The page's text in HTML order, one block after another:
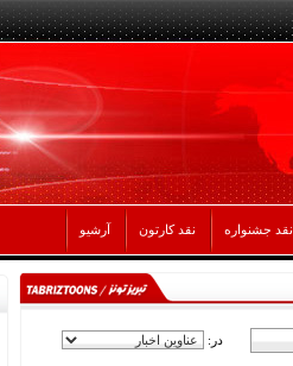
نقد جشنواره نقد کارتون آرشیو
در: